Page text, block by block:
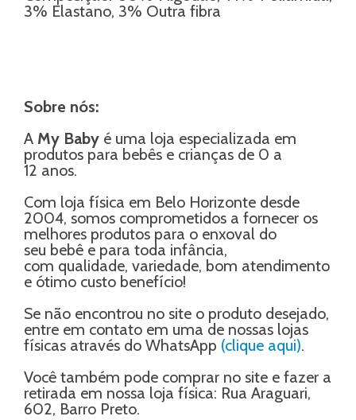
3% Elastano, 3% Outra fibra
Sobre nós:
A My Baby é uma loja especializada em
produtos para bebês e crianças de 0 a
12 anos.
Com loja física em Belo Horizonte desde
2004, somos comprometidos a fornecer os
melhores produtos para o enxoval do
seu bebê e para toda infância,
com qualidade, variedade, bom atendimento
e ótimo custo benefício!
Se não encontrou no site o produto desejado,
entre em contato em uma de nossas lojas
físicas através do WhatsApp (clique aqui).
Você também pode comprar no site e fazer a
retirada em nossa loja física: Rua Araguari,
602, Barro Preto.